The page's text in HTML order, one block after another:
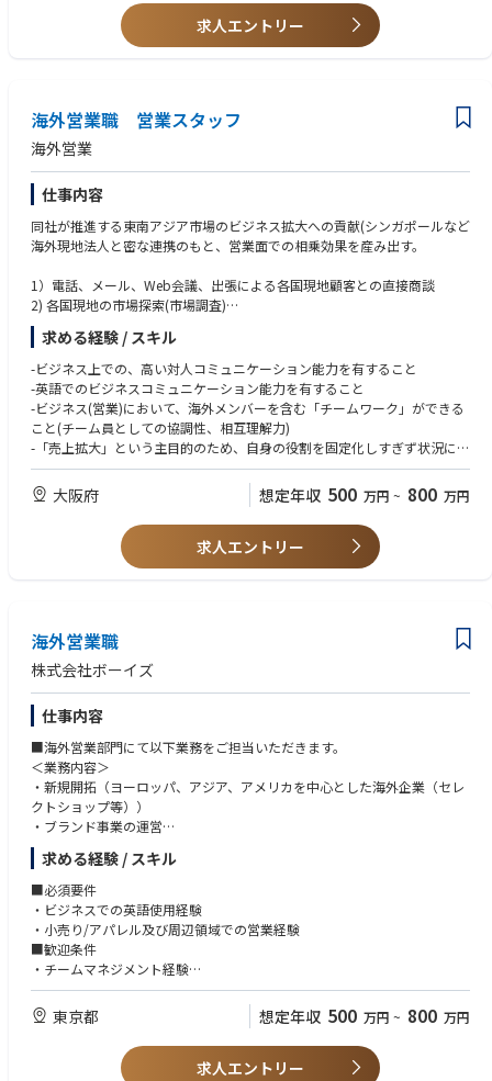
■Company Overview
oduced using our technologies. No laptop, smartphone, wearable devic
e, voice-controlled gadget, flexible screen, VR device or smart car would
have made it into your hands without us. KLA invents systems and solutio
ns for the manufacturing of wafers and reticles, integrated circuits, packa
ging, printed circuit boards and flat panel displays. The innovative ideas
and devices that are advancing humanity all begin with inspiration, resea
rch and development. KLA focuses more than average on innovation and
we invest 15% of sales back into R&D. Our expert teams of physicists, en
d’s leading technology providers to accelerate the delivery of tomorro
w’s electronic devices. Life here is exciting and our teams thrive on tacklin
g really hard problems. There is never a dull moment with us.
求人エントリー
海外営業職 営業スタッフ
海外営業
仕事内容
同社が推進する東南アジア市場のビジネス拡大への貢献(シンガポールなど
海外現地法人と密な連携のもと、営業面での相乗効果を産み出す。
1）電話、メール、Web会議、出張による各国現地顧客との直接商談
2) 各国現地の市場探索(市場調査)
3) 各国の販売代理店に対する営業促進活動(海外現地法人との協働)
※候補者の強み・関心、および事業の進行ステージに応じて、柔軟な役割
が分担される
※ミッション詳細は担当コンサルタントから説明しますので、遠慮なくご
要望くださいませ。
※アルテコ社海外拠点：https://www.alteco.co.jp/company/relation/
求める経験 / スキル
-ビジネス上での、高い対人コミュニケーション能力を有すること
-英語でのビジネスコミュニケーション能力を有すること
-ビジネス(営業)において、海外メンバーを含む「チームワーク」ができる
こと(チーム員としての協調性、相互理解力)
-「売上拡大」という主目的のため、自身の役割を固定化しすぎず状況に応
じて柔軟に職責をはたすことができること
大阪府 想定年収 500 万円 ~ 800 万円
求人エントリー
海外営業職
株式会社ボーイズ
仕事内容
■海外営業部門にて以下業務をご担当いただきます。
＜業務内容＞
・新規開拓（ヨーロッパ、アジア、アメリカを中心とした海外企業（セレ
クトショップ等））
・ブランド事業の運営
・海外展示会でのバイヤー対応
・予算・目標値の設定
・売上分析
・市場分析
・ルートセールス
■海外出張について：年に2～4回（最長2週間）
求める経験 / スキル
■必須要件
・ビジネスでの英語使用経験
・小売り/アパレル及び周辺領域での営業経験
■歓迎条件
・チームマネジメント経験
・海外での滞在・活動経験（留学・駐在・バックパッカー・ワーキングホ
リデーなど）
・ファッション/カルチャーに理解、関心のある方
・貿易や輸出入にかかわる実務経験
東京都 想定年収 500 万円 ~ 800 万円
求人エントリー